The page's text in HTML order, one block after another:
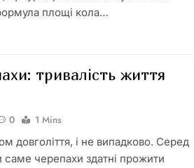
площі кола…
тривалість життя
0
1 Mins
довголіття, і не випадково. Серед
саме черепахи здатні прожити